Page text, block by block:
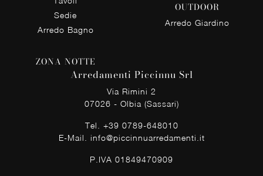
Sedie
Arredo Bagno
ZONA NOTTE
OUTDOOR
Arredo Giardino
Arredamenti Piccinnu Srl
Via Rimini 2
07026 - Olbia (Sassari)
Tel. +39 0789-648010
E-Mail. info@piccinnuarredamenti.it
P.IVA 01849470909